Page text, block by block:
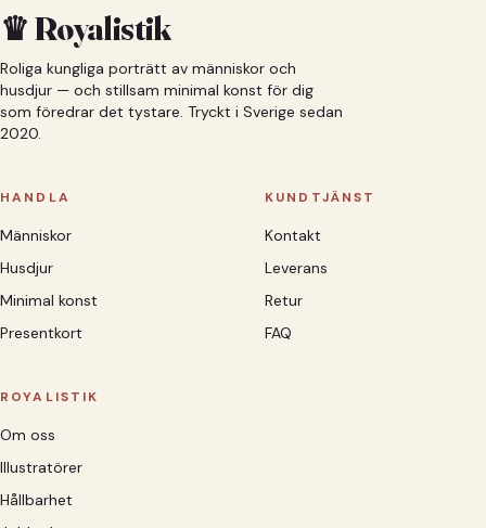
♛ Royalistik
Roliga kungliga porträtt av människor och
husdjur — och stillsam minimal konst för dig
som föredrar det tystare. Tryckt i Sverige sedan
2020.
HANDLA
Människor
Husdjur
Minimal konst
Presentkort
KUNDTJÄNST
Kontakt
Leverans
Retur
FAQ
ROYALISTIK
Om oss
Illustratörer
Hållbarhet